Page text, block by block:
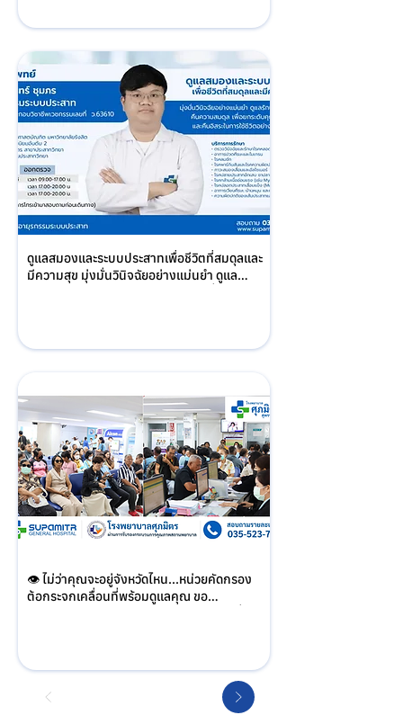
ดูแลสมองและระบบประสาทเพื่อชีวิตที่สมดุลและ
มีความสุข มุ่งมั่นวินิจฉัยอย่างแม่นยํา ดูแล
กรรมระบบประสาท
👁️ ไม่ว่าคุณจะอยู่จังหวัดไหน...หน่วยคัดกรอง
ต้อกระจกเคลื่อนที่พร้อมดูเเลคุณ ขอ